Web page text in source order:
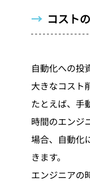
→ コスト
自動化への投
大きなコスト
たとえば、手
時間のエンジ
場合、自動化
きます。
エンジニアの